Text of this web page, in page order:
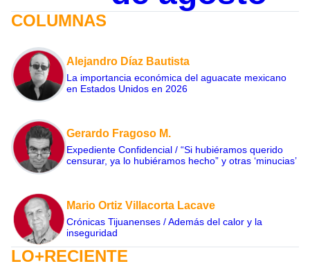
COLUMNAS
Alejandro Díaz Bautista
La importancia económica del aguacate mexicano
en Estados Unidos en 2026
Gerardo Fragoso M.
Expediente Confidencial / “Si hubiéramos querido
censurar, ya lo hubiéramos hecho” y otras ‘minucias’
Mario Ortiz Villacorta Lacave
Crónicas Tijuanenses / Además del calor y la
inseguridad
LO+RECIENTE